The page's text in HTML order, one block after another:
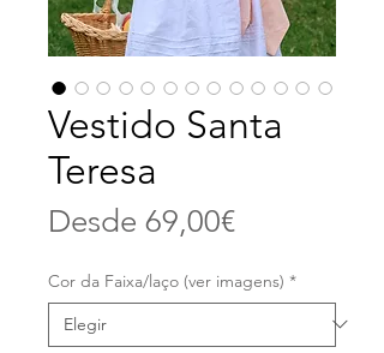
Vestido Santa
Teresa
Desde 69,00€Precio
oferta
Cor da Faixa/laço (ver imagens) *